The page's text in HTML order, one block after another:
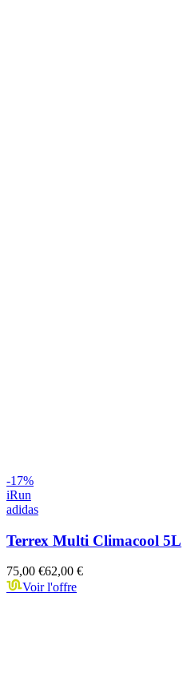
-17%
iRun
adidas
Terrex Multi Climacool 5L
75,00 €62,00 €
Voir l'offre